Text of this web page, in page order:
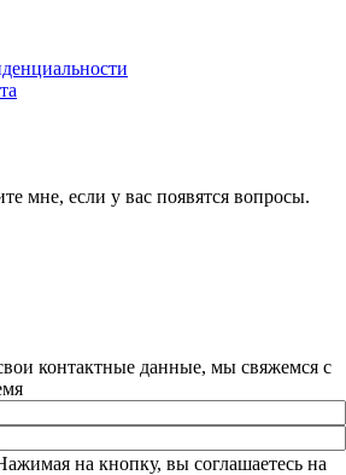
мне, если у вас появятся вопросы.
контактные данные, мы свяжемся с
на кнопку, вы соглашаетесь на